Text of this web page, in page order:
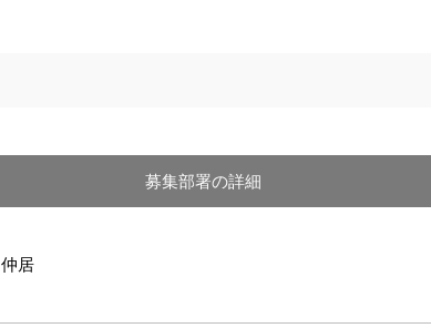
募集部署の詳細
仲居